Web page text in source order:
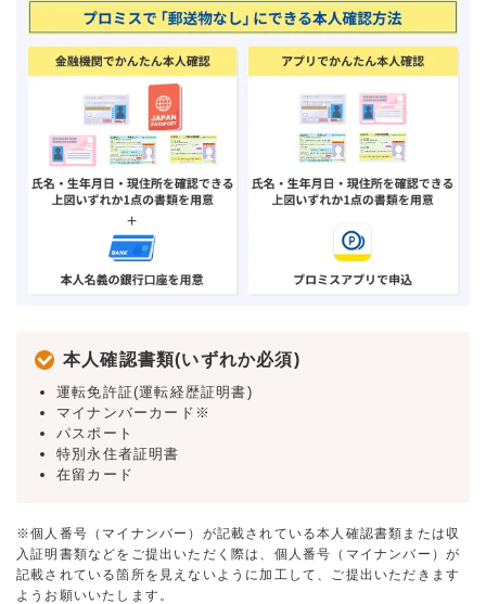
本人確認書類(いずれか必須)
運転免許証(運転経歴証明書)
マイナンバーカード※
パスポート
特別永住者証明書
在留カード
※個人番号（マイナンバー）が記載されている本人確認書類または収
入証明書類などをご提出いただく際は、個人番号（マイナンバー）が
記載されている箇所を見えないように加工して、ご提出いただきます
ようお願いいたします。